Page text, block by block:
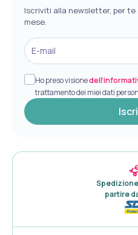
Iscriviti alla newsletter, per
mese.
E-mail
Ho preso visione
trattamento dei miei dati
partire